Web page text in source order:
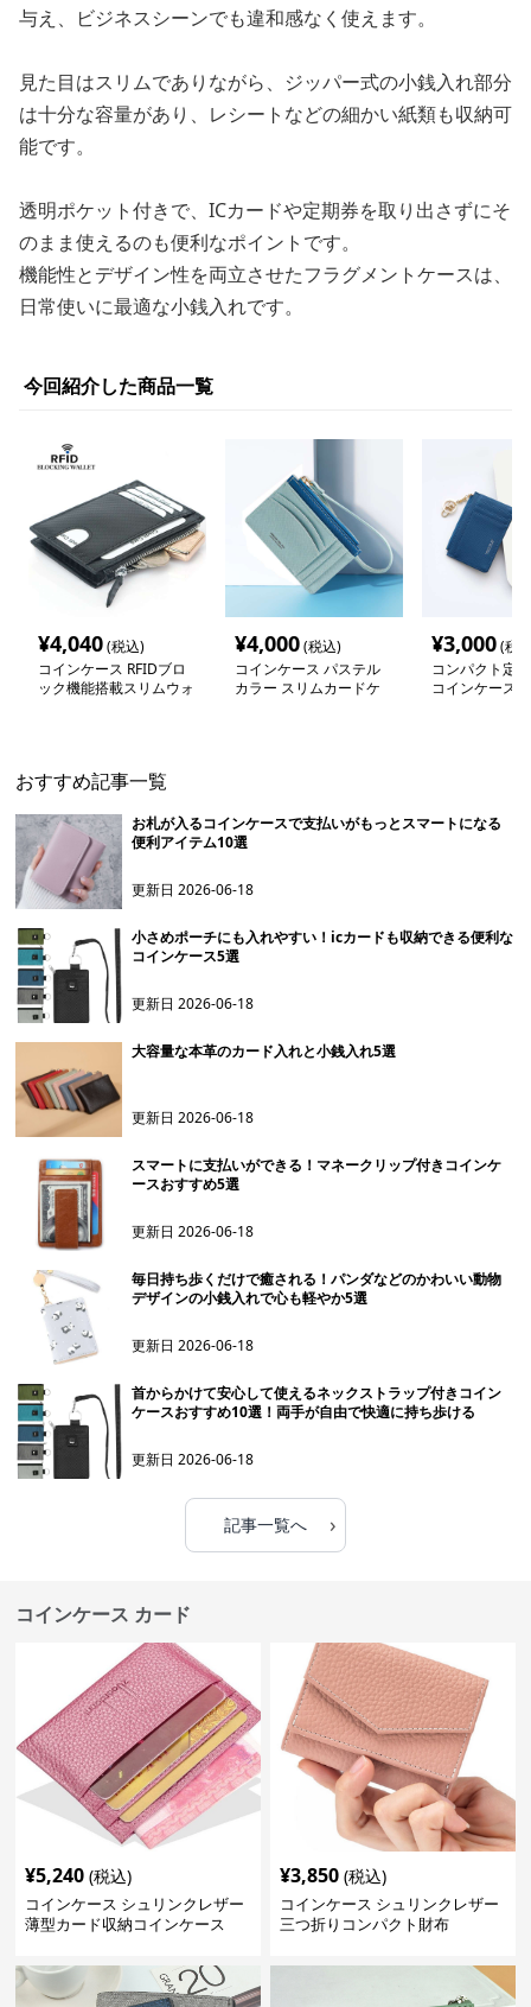
与え、ビジネスシーンでも違和感なく使えます。
見た目はスリムでありながら、ジッパー式の小銭入れ部分
は十分な容量があり、レシートなどの細かい紙類も収納可
能です。
透明ポケット付きで、ICカードや定期券を取り出さずにそ
のまま使えるのも便利なポイントです。
機能性とデザイン性を両立させたフラグメントケースは、
日常使いに最適な小銭入れです。
今回紹介した商品一覧
¥4,040(税込)
コインケース RFIDブロ
ック機能搭載スリムウォ
¥4,000(税込)
コインケース パステル
カラー スリムカードケ
¥3,000(税
コンパクト定
コインケース
おすすめ記事一覧
お札が入るコインケースで支払いがもっとスマートになる
便利アイテム10選
更新日2026-06-18
小さめポーチにも入れやすい！icカードも収納できる便利な
コインケース5選
更新日2026-06-18
大容量な本革のカード入れと小銭入れ5選
更新日2026-06-18
スマートに支払いができる！マネークリップ付きコインケ
ースおすすめ5選
更新日2026-06-18
毎日持ち歩くだけで癒される！パンダなどのかわいい動物
デザインの小銭入れで心も軽やか5選
更新日2026-06-18
首からかけて安心して使えるネックストラップ付きコイン
ケースおすすめ10選！両手が自由で快適に持ち歩ける
更新日2026-06-18
記事一覧へ ›
コインケース カード
¥5,240 (税込)
コインケース シュリンクレザー
薄型カード収納コインケース
¥3,850 (税込)
コインケース シュリンクレザー
三つ折りコンパクト財布